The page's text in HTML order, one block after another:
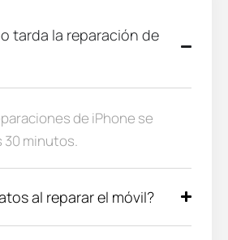
tarda la reparación de
de iPhone se
minutos.
al reparar el móvil?